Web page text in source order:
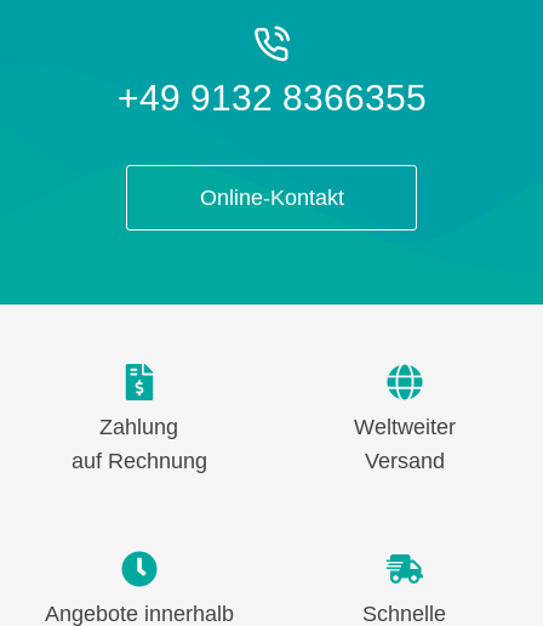
+49 9132 8366355
Online-Kontakt
Zahlung
auf Rechnung
Weltweiter
Versand
Angebote innerhalb
Schnelle